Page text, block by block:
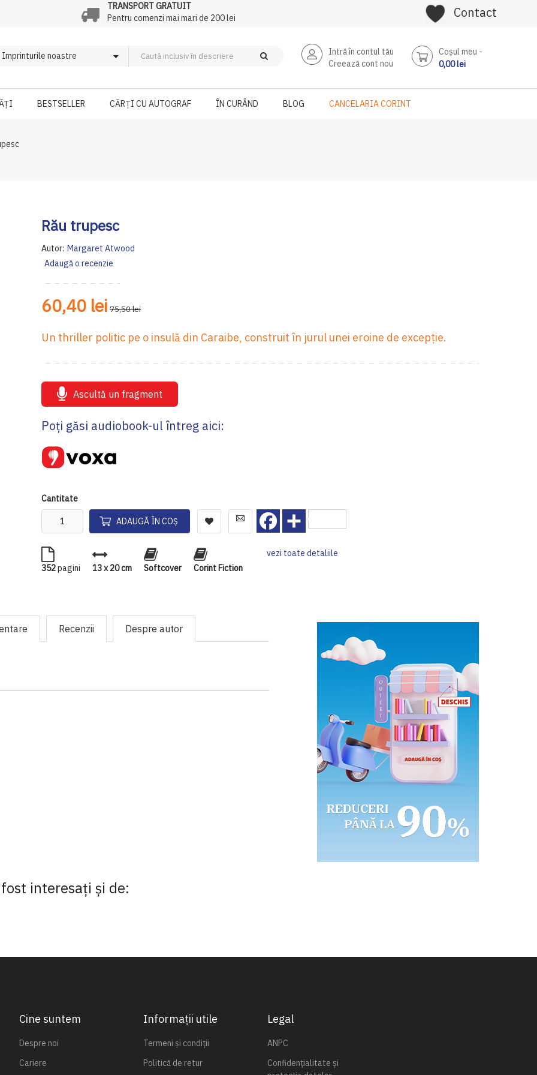
TRANSPORT GRATUIT
Pentru comenzi mai mari de 200 lei
Contact
Intră în contul tău
Creează cont nou
Coşul meu
0,00 lei
BESTSELLER CĂRȚI CU AUTOGRAF ÎN CURÂND BLOG CANCELARIA CORINT
Rău trupesc
Autor: Margaret Atwood
Adaugă o recenzie
60,40 lei 75,50 lei
Un thriller politic pe o insulă din Caraibe, construit în jurul unei eroine de excepție.
Ascultă un fragment
Poți găsi audiobook-ul întreg aici:
Cantitate
ADAUGĂ ÎN COȘ
Facebook
352pagini 13 x 20 cm Softcover Corint Fiction
vezi toate detaliile
Recenzii Despre autor
interesaţi şi de:
Cine suntem
Despre noi
Cariere
Informații utile
Termeni și condiții
Politică de retur
Legal
ANPC
Confidențialitate și